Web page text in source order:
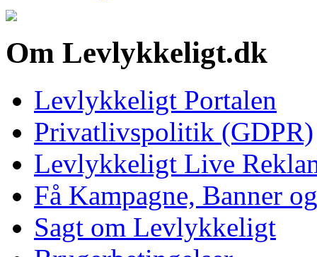
Om Levlykkeligt.dk
Levlykkeligt Portalen
Privatlivspolitik (GDPR)
Levlykkeligt Live
Få Kampagne, Banner
Sagt om Levlykkeligt